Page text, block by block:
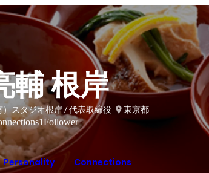
輔 根岸
）スタジオ根岸 / 代表取締役
東京都
1Follower
Personality Connections